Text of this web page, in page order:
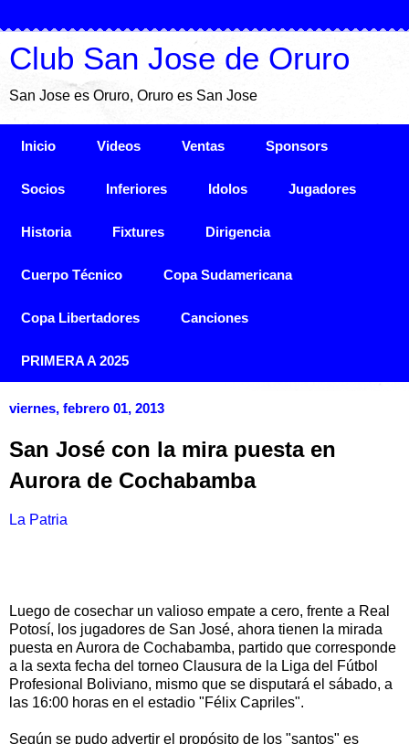
Club San Jose de Oruro
San Jose es Oruro, Oruro es San Jose
Inicio Videos Ventas Sponsors
Socios Inferiores Idolos Jugadores
Historia Fixtures Dirigencia
Cuerpo Técnico Copa Sudamericana
Copa Libertadores Canciones
PRIMERA A 2025
viernes, febrero 01, 2013
San José con la mira puesta en
Aurora de Cochabamba
La Patria
Luego de cosechar un valioso empate a cero, frente a Real
Potosí, los jugadores de San José, ahora tienen la mirada
puesta en Aurora de Cochabamba, partido que corresponde
a la sexta fecha del torneo Clausura de la Liga del Fútbol
Profesional Boliviano, mismo que se disputará el sábado, a
las 16:00 horas en el estadio "Félix Capriles".
Según se pudo advertir el propósito de los "santos" es